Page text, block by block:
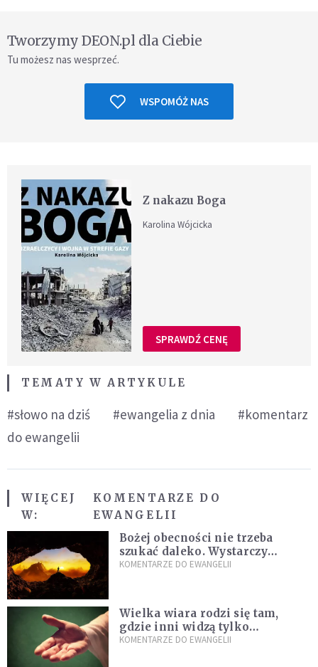
Tworzymy DEON.pl dla Ciebie
Tu możesz nas wesprzeć.
WSPOMÓŻ NAS
Z nakazu Boga
Karolina Wójcicka
SPRAWDŹ CENĘ
TEMATY W ARTYKULE
#słowo na dziś #ewangelia z dnia
#komentarz
do ewangelii
WIĘCEJ
W:
KOMENTARZE DO
EWANGELII
Bożej obecności nie trzeba
szukać daleko. Wystarczy
nauczyć się słuchać
KOMENTARZE DO EWANGELII
Wielka wiara rodzi się tam,
gdzie inni widzą tylko
przeszkody
KOMENTARZE DO EWANGELII